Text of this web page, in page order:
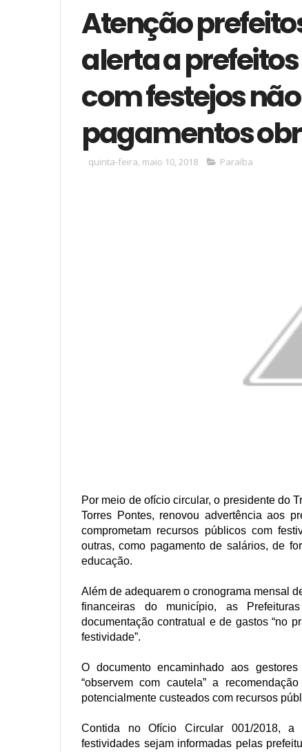
Atenção
alerta a
com festejos
pagamentos
quinta-feira, maio 10, 2018 Paraíba
Por meio de ofício circular, o presidente do
Torres Pontes, renovou advertência aos
comprometam recursos públicos com
outras, como pagamento de salários, de
educação.
Além de adequarem o cronograma mensal
financeiras do município, as
documentação contratual e de gastos “no
festividade”.
O documento encaminhado aos
“observem com cautela” a
potencialmente custeados com recursos
Contida no Ofício Circular 001/2018, a
festividades sejam informadas pelas